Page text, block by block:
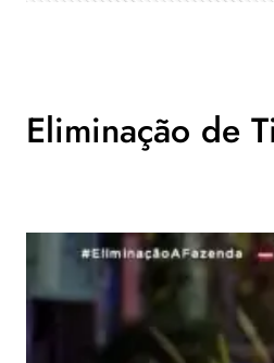
Eliminação de